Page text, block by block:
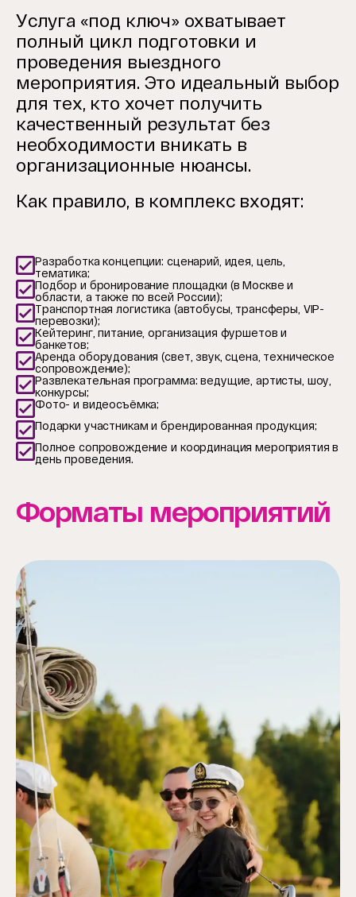
Услуга «под ключ» охватывает
полный цикл подготовки и
проведения выездного
мероприятия. Это идеальный выбор
для тех, кто хочет получить
качественный результат без
необходимости вникать в
организационные нюансы.
Как правило, в комплекс входят:
Разработка концепции: сценарий, идея, цель,
тематика;
Подбор и бронирование площадки (в Москве и
области, а также по всей России);
Транспортная логистика (автобусы, трансферы, VIP-
перевозки);
Кейтеринг, питание, организация фуршетов и
банкетов;
Аренда оборудования (свет, звук, сцена, техническое
сопровождение);
Развлекательная программа: ведущие, артисты, шоу,
конкурсы;
Фото- и видеосъёмка;
Подарки участникам и брендированная продукция;
Полное сопровождение и координация мероприятия в
день проведения.
Форматы мероприятий